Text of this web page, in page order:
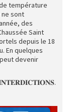
température
sont
des
Saint
depuis le 18
En quelques
devenir